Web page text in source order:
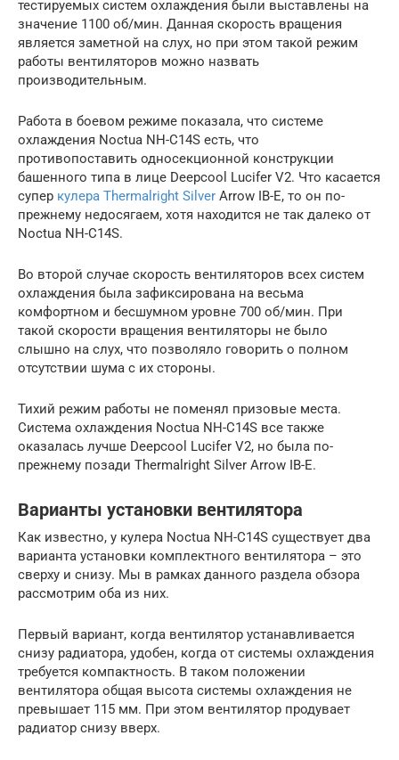
тестируемых систем охлаждения были выставлены на
значение 1100 об/мин. Данная скорость вращения
является заметной на слух, но при этом такой режим
работы вентиляторов можно назвать
производительным.
Работа в боевом режиме показала, что системе
охлаждения Noctua NH-C14S есть, что
противопоставить односекционной конструкции
башенного типа в лице Deepcool Lucifer V2. Что касается
супер кулера Thermalright Silver Arrow IB-E, то он по-
прежнему недосягаем, хотя находится не так далеко от
Noctua NH-C14S.
Во второй случае скорость вентиляторов всех систем
охлаждения была зафиксирована на весьма
комфортном и бесшумном уровне 700 об/мин. При
такой скорости вращения вентиляторы не было
слышно на слух, что позволяло говорить о полном
отсутствии шума с их стороны.
Тихий режим работы не поменял призовые места.
Система охлаждения Noctua NH-C14S все также
оказалась лучше Deepcool Lucifer V2, но была по-
прежнему позади Thermalright Silver Arrow IB-E.
Варианты установки вентилятора
Как известно, у кулера Noctua NH-C14S существует два
варианта установки комплектного вентилятора – это
сверху и снизу. Мы в рамках данного раздела обзора
рассмотрим оба из них.
Первый вариант, когда вентилятор устанавливается
снизу радиатора, удобен, когда от системы охлаждения
требуется компактность. В таком положении
вентилятора общая высота системы охлаждения не
превышает 115 мм. При этом вентилятор продувает
радиатор снизу вверх.